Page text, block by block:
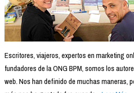
Escritores, viajeros, expertos en marketing
fundadores de la ONG BPM, somos los
web. Nos han definido de muchas maneras,